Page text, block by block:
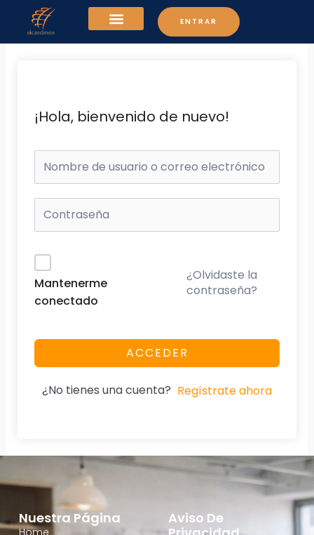
ENTRAR
¡Hola, bienvenido de nuevo!
Mantenerme
conectado
¿Olvidaste la
contraseña?
ACCEDER
¿No tienes una cuenta? Regístrate ahora
Nuestra Página
Aviso De